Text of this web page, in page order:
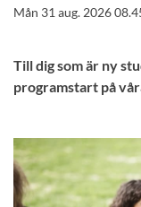
Mån 31 aug. 2026
Till dig som är ny
programstart på